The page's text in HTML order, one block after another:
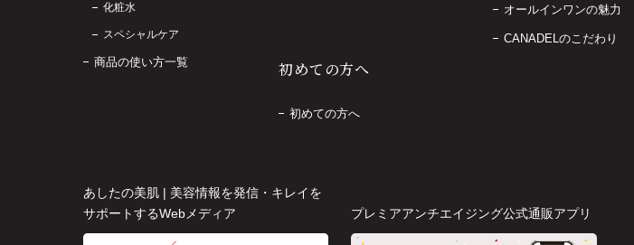
化粧水
スペシャルケア
商品の使い方一覧 初めての方へ
初めての方へ
オールインワンの魅力
CANADELのこだわり
あしたの美肌 | 美容情報を発信・キレイを
サポートするWebメディア
プレミアアンチエイジング公式通販アプリ